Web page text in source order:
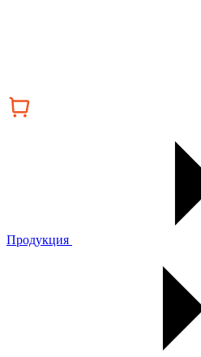
Продукция